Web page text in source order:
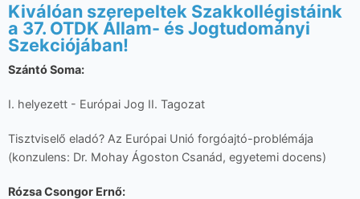
Kiválóan szerepeltek Szakkollégistáink
a 37. OTDK Állam- és Jogtudományi
Szekciójában!
Szántó Soma:
I. helyezett - Európai Jog II. Tagozat
Tisztviselő eladó? Az Európai Unió forgóajtó-problémája
(konzulens: Dr. Mohay Ágoston Csanád, egyetemi docens)
Rózsa Csongor Ernő: